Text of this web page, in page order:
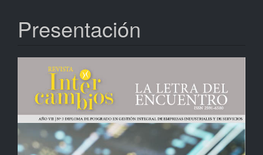
Presentación
Barra
lateral
del
artículo